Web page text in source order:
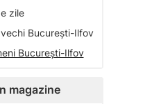
zile
București-Ilfov
București-Ilfov
magazine